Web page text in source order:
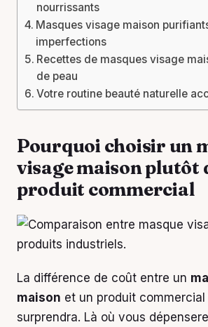
nourrissants
Masques visage maison
imperfections
Recettes de masques visage
de peau
Votre routine beauté naturelle
Pourquoi choisir un
visage maison plutôt
produit commercial
La différence de coût entre un
maison et un produit commercial
surprendra. Là où vous